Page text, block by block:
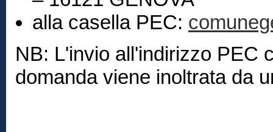
alla casella PEC:
NB: L'invio all'indirizzo PEC
domanda viene inoltrata da